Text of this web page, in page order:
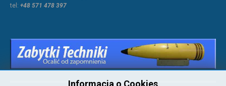
Informacja o Cookies
tel: +48 571 478 397